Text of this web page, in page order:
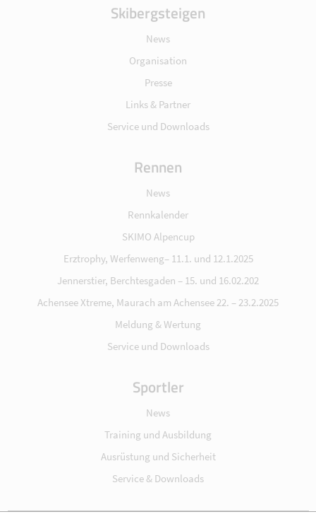
Skibergsteigen
News
Organisation
Presse
Links & Partner
Service und Downloads
Rennen
News
Rennkalender
SKIMO Alpencup
Erztrophy, Werfenweng– 11.1. und 12.1.2025
Jennerstier, Berchtesgaden – 15. und 16.02.202
Achensee Xtreme, Maurach am Achensee 22. – 23.2.2025
Meldung & Wertung
Service und Downloads
Sportler
News
Training und Ausbildung
Ausrüstung und Sicherheit
Service & Downloads